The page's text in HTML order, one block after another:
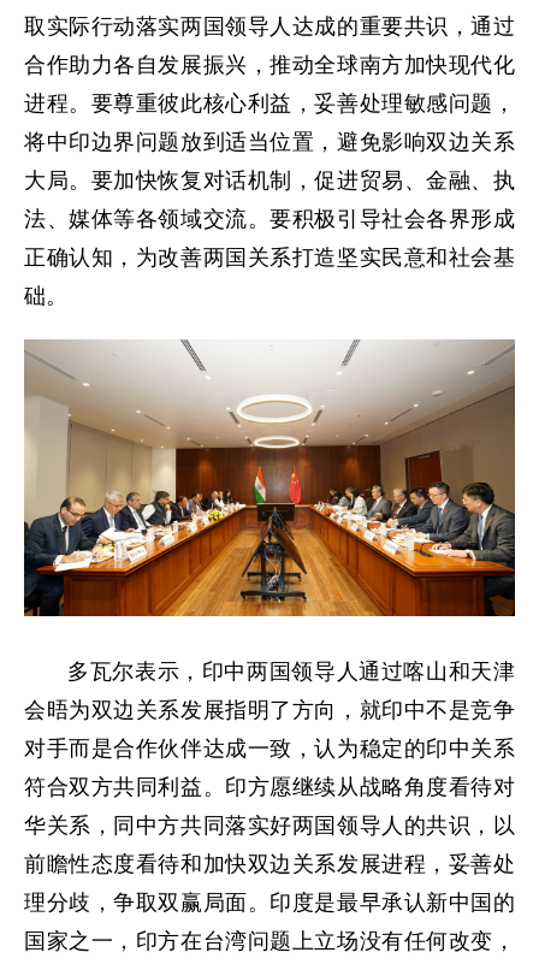
取实际行动落实两国领导人达成的重要共识，通过
合作助力各自发展振兴，推动全球南方加快现代化
进程。要尊重彼此核心利益，妥善处理敏感问题，
将中印边界问题放到适当位置，避免影响双边关系
大局。要加快恢复对话机制，促进贸易、金融、执
法、媒体等各领域交流。要积极引导社会各界形成
正确认知，为改善两国关系打造坚实民意和社会基
础。
多瓦尔表示，印中两国领导人通过喀山和天津
会晤为双边关系发展指明了方向，就印中不是竞争
对手而是合作伙伴达成一致，认为稳定的印中关系
符合双方共同利益。印方愿继续从战略角度看待对
华关系，同中方共同落实好两国领导人的共识，以
前瞻性态度看待和加快双边关系发展进程，妥善处
理分歧，争取双赢局面。印度是最早承认新中国的
国家之一，印方在台湾问题上立场没有任何改变，